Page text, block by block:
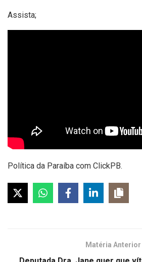
Assista;
Política da Paraíba com ClickPB.
Matéria Anterior